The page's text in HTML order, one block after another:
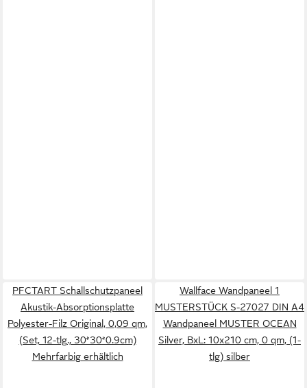
PFCTART Schallschutzpaneel
Akustik-Absorptionsplatte
Polyester-Filz Original, 0,09 qm,
(Set, 12-tlg., 30*30*0.9cm)
Mehrfarbig erhältlich
Wallface Wandpaneel 1
MUSTERSTÜCK S-27027 DIN A4
Wandpaneel MUSTER OCEAN
Silver, BxL: 10x210 cm, 0 qm, (1-
tlg) silber